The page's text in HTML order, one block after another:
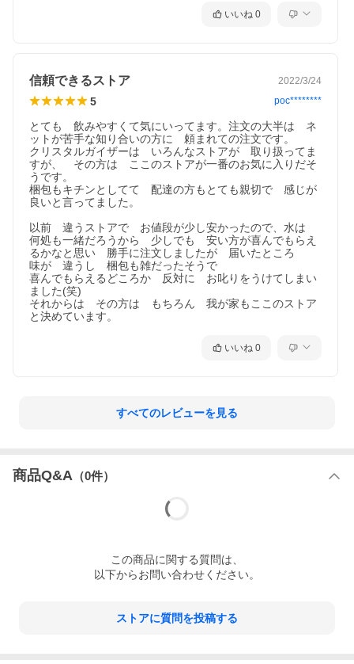
いいね 0
信頼できるストア 2022/3/24
5 poc********
とても　飲みやすくて気にいってます。注文の大半は　ネ
ットが苦手な知り合いの方に　頼まれての注文です。
クリスタルガイザーは　いろんなストアが　取り扱ってま
すが、　その方は　ここのストアが一番のお気に入りだそ
うです。
梱包もキチンとしてて　配達の方もとても親切で　感じが
良いと言ってました。
以前　違うストアで　お値段が少し安かったので、水は
何処も一緒だろうから　少しでも　安い方が喜んでもらえ
るかなと思い　勝手に注文しましたが　届いたところ
味が　違うし　梱包も雑だったそうで
喜んでもらえるどころか　反対に　お叱りをうけてしまい
ました(笑)
それからは　その方は　もちろん　我が家もここのストア
いいね 0
すべてのレビューを見る
商品Q&A （0件）
この商品に関する質問は、
以下からお問い合わせください。
ストアに質問を投稿する